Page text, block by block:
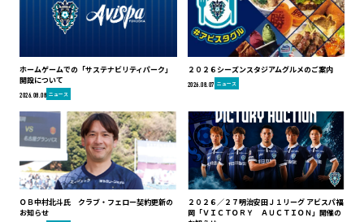
ホームゲームでの「サステナビリティパーク」
開設について
2026.08.08 ニュース
２０２６シーズンスタジアムグルメのご案内
2026.08.07 ニュース
ＯＢ中村北斗氏 クラブ・フェロー契約更新の
お知らせ
２０２６／２７明治安田Ｊ１リーグ アビスパ福
岡「ＶＩＣＴＯＲＹ ＡＵＣＴＩＯＮ」開催の